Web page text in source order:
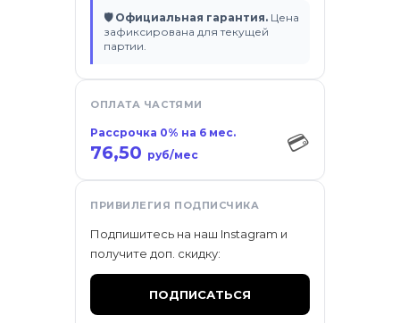
🛡 Официальная гарантия. Цена
зафиксирована для текущей
партии.
ОПЛАТА ЧАСТЯМИ
Рассрочка 0% на 6 мес.
76,50 руб/мес 💳
ПРИВИЛЕГИЯ ПОДПИСЧИКА
Подпишитесь на наш Instagram и
получите доп. скидку:
ПОДПИСАТЬСЯ